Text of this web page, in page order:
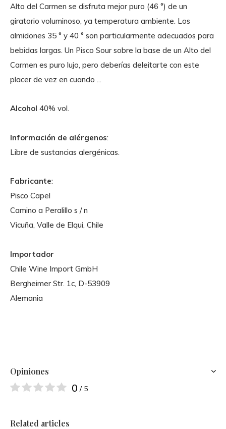
Alto del Carmen se disfruta mejor puro (46 °) de un
giratorio voluminoso, ya temperatura ambiente. Los
almidones 35 ° y 40 ° son particularmente adecuados para
bebidas largas. Un Pisco Sour sobre la base de un Alto del
Carmen es puro lujo, pero deberías deleitarte con este
placer de vez en cuando ...
Alcohol 40% vol.
Información de alérgenos:
Libre de sustancias alergénicas.
Fabricante:
Pisco Capel
Camino a Peralillo s / n
Vicuña, Valle de Elqui, Chile
Importador
Chile Wine Import GmbH
Bergheimer Str. 1c, D-53909
Alemania
Opiniones
0 / 5
Related articles